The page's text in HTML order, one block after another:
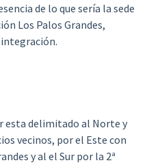
de lo que sería la sede
Los Palos Grandes,
esta delimitado al Norte y
vecinos, por el Este con
y al el Sur por la 2ª